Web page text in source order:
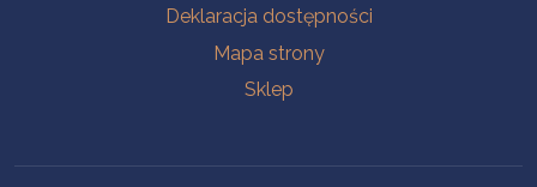
Deklaracja dostępności
Mapa strony
Sklep